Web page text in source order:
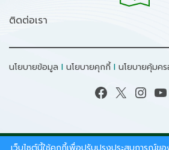
ติดต่อเรา
นโยบายข้อมูล I นโยบายคุกกี้ I นโยบายคุ้มค
Facebook X Instagram YouTube